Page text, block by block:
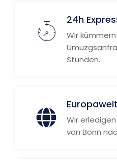
24h
Wir
Stunden.
Wir
von Bonn